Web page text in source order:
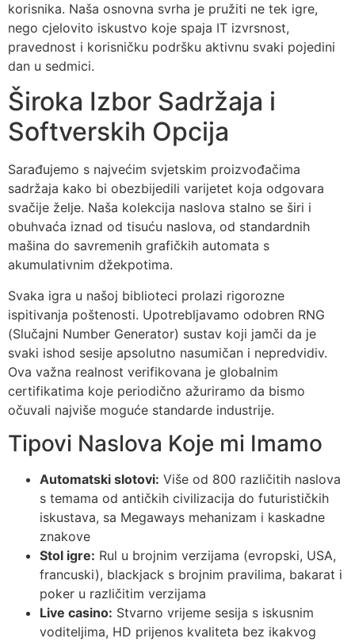
korisnika. Naša osnovna svrha je pružiti ne tek igre,
nego cjelovito iskustvo koje spaja IT izvrsnost,
pravednost i korisničku podršku aktivnu svaki pojedini
dan u sedmici.
Široka Izbor Sadržaja i
Softverskih Opcija
Sarađujemo s najvećim svjetskim proizvođačima
sadržaja kako bi obezbijedili varijetet koja odgovara
svačije želje. Naša kolekcija naslova stalno se širi i
obuhvaća iznad od tisuću naslova, od standardnih
mašina do savremenih grafičkih automata s
akumulativnim džekpotima.
Svaka igra u našoj biblioteci prolazi rigorozne
ispitivanja poštenosti. Upotrebljavamo odobren RNG
(Slučajni Number Generator) sustav koji jamči da je
svaki ishod sesije apsolutno nasumičan i nepredvidiv.
Ova važna realnost verifikovana je globalnim
certifikatima koje periodično ažuriramo da bismo
očuvali najviše moguće standarde industrije.
Tipovi Naslova Koje mi Imamo
Automatski slotovi: Više od 800 različitih naslova
s temama od antičkih civilizacija do futurističkih
iskustava, sa Megaways mehanizam i kaskadne
znakove
Stol igre: Rul u brojnim verzijama (evropski, USA,
francuski), blackjack s brojnim pravilima, bakarat i
poker u različitim verzijama
Live casino: Stvarno vrijeme sesija s iskusnim
voditelјima, HD prijenos kvaliteta bez ikakvog